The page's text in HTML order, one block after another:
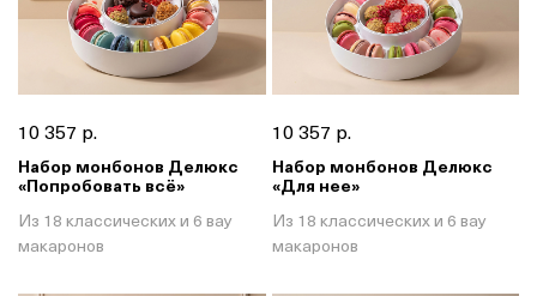
10 357 р.
Набор монбонов Делюкс
«Попробовать всё»
Из 18 классических и 6 вау
макаронов
10 357 р.
Набор монбонов Делюкс
«Для нее»
Из 18 классических и 6 вау
макаронов